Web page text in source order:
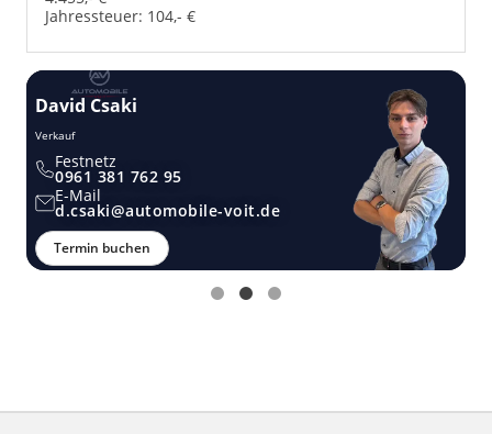
Jahressteuer: 104,- €
David Csaki
Verkauf
Festnetz
0961 381 762 95
E-Mail
d.csaki@automobile-voit.de
Termin buchen